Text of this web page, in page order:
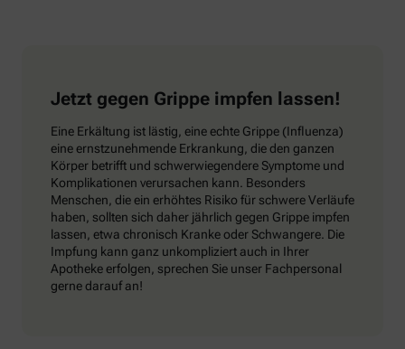
Jetzt gegen Grippe impfen lassen!
Eine Erkältung ist lästig, eine echte Grippe (Influenza)
eine ernstzunehmende Erkrankung, die den ganzen
Körper betrifft und schwerwiegendere Symptome und
Komplikationen verursachen kann. Besonders
Menschen, die ein erhöhtes Risiko für schwere Verläufe
haben, sollten sich daher jährlich gegen Grippe impfen
lassen, etwa chronisch Kranke oder Schwangere. Die
Impfung kann ganz unkompliziert auch in Ihrer
Apotheke erfolgen, sprechen Sie unser Fachpersonal
gerne darauf an!